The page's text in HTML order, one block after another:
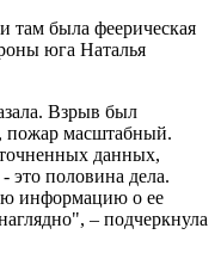
была феерическая
юга Наталья
Взрыв был
пожар масштабный.
данных,
это половина дела.
информацию о ее
– подчеркнула